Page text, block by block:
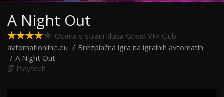
A Night Out
Ocena s strani kluba Grisio VIP Club
avtomationline.eu
Brezplačna igra na igralnih avtomatih
A Night Out
Playtech